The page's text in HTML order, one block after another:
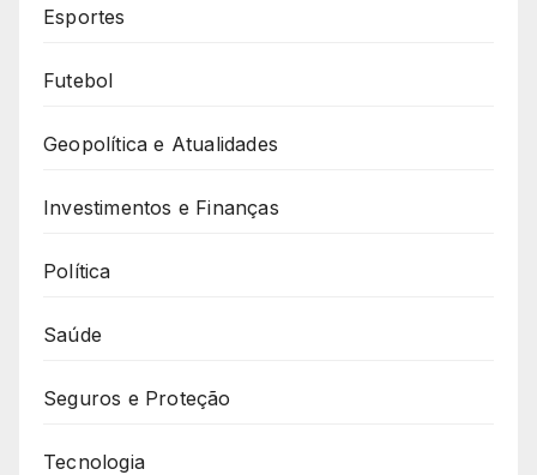
Esportes
Futebol
Geopolítica e Atualidades
Investimentos e Finanças
Política
Saúde
Seguros e Proteção
Tecnologia